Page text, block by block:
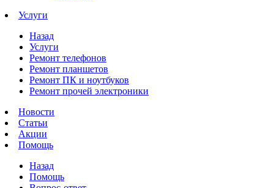
Услуги
Назад
Услуги
Ремонт телефонов
Ремонт планшетов
Ремонт ПК и ноутбуков
Ремонт прочей электроники
Новости
Статьи
Акции
Помощь
Назад
Помощь